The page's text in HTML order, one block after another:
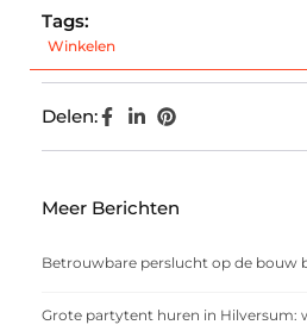
Tags:
Winkelen
Delen:
Meer Berichten
Betrouwbare perslucht op de bouw
Grote partytent huren in Hilversum: